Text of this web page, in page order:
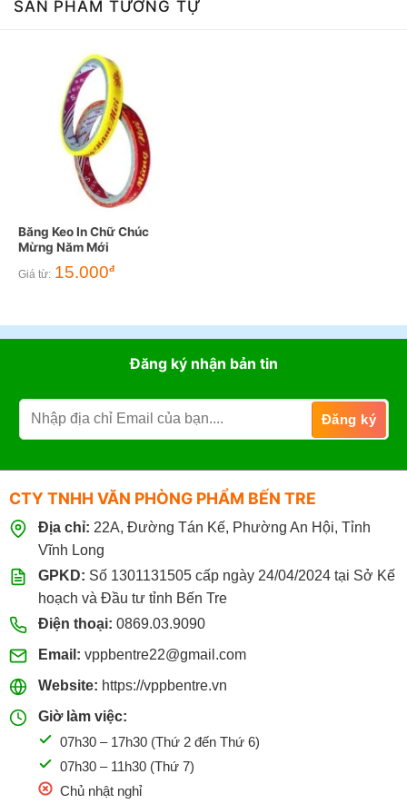
SẢN PHẨM TƯƠNG TỰ
Băng Keo In Chữ Chúc
Mừng Năm Mới
Giá từ: 15.000đ
Đăng ký nhận bản tin
CTY TNHH VĂN PHÒNG PHẨM BẾN TRE
Địa chỉ: 22A, Đường Tán Kế, Phường An Hội, Tỉnh
Vĩnh Long
GPKD: Số 1301131505 cấp ngày 24/04/2024 tại Sở Kế
hoạch và Đầu tư tỉnh Bến Tre
Điện thoại: 0869.03.9090
Email: vppbentre22@gmail.com
Website: https://vppbentre.vn
Giờ làm việc:
07h30 – 17h30 (Thứ 2 đến Thứ 6)
07h30 – 11h30 (Thứ 7)
Chủ nhật nghỉ